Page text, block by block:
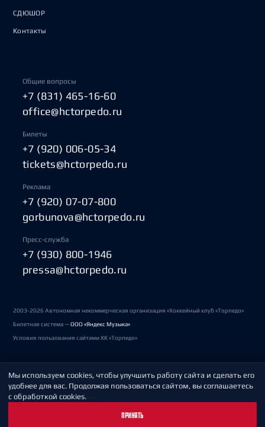
СДЮШОР
Контакты
Общие вопросы
+7 (831) 465-16-60
office@hctorpedo.ru
Билеты
+7 (920) 006-05-34
tickets@hctorpedo.ru
Реклама
+7 (920) 07-07-800
gorbunova@hctorpedo.ru
Пресс-служба
+7 (930) 800-1946
pressa@hctorpedo.ru
2003-2026 Автономная некоммерческая организация «Хоккейный клуб «Торпедо»
Билетная система —ООО «Яндекс Музыка»
Условия пользования сайтами ХК «Торпедо»
Политика обработки персональных данных
Пользовательское соглашение
Мы используем cookies, чтобы улучшить работу сайта и сделать его
удобнее для вас. Продолжая пользоваться сайтом, вы соглашаетесь
с обработкой cookies.
ПРИНЯТЬ